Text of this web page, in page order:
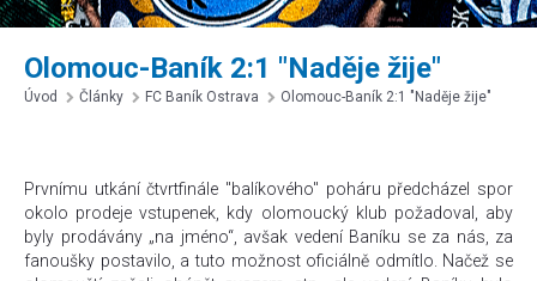
Olomouc-Baník 2:1 "Naděje žije"
Úvod Články FC Baník Ostrava Olomouc-Baník 2:1 "Naděje žije"
Prvnímu utkání čtvrtfinále "balíkového" poháru předcházel spor
okolo prodeje vstupenek, kdy olomoucký klub požadoval, aby
byly prodávány „na jméno“, avšak vedení Baníku se za nás, za
fanoušky postavilo, a tuto možnost oficiálně odmítlo. Načež se